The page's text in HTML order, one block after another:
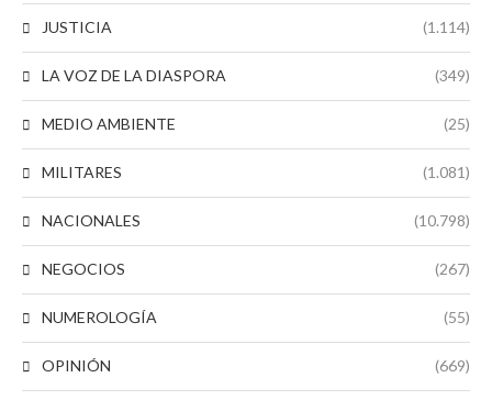
JUSTICIA (1.114)
LA VOZ DE LA DIASPORA (349)
MEDIO AMBIENTE (25)
MILITARES (1.081)
NACIONALES (10.798)
NEGOCIOS (267)
NUMEROLOGÍA (55)
OPINIÓN (669)